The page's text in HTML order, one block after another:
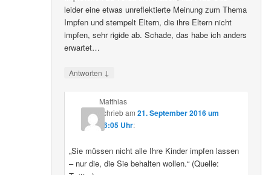
leider eine etwas unreflektierte Meinung zum Thema
Impfen und stempelt Eltern, die ihre Eltern nicht
impfen, sehr rigide ab. Schade, das habe ich anders
erwartet…
Antworten ↓
Matthias
schriebam 21. September 2016 um
16:05 Uhr:
„Sie müssen nicht alle Ihre Kinder impfen lassen
– nur die, die Sie behalten wollen.“ (Quelle: